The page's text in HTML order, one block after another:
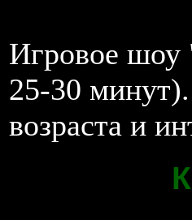
Игровое шоу
25-30
возраста и